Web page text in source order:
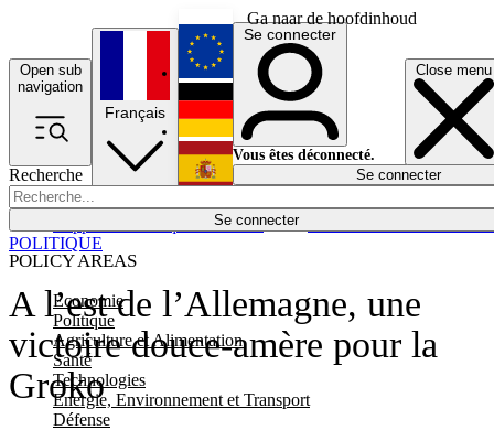
Ga naar de hoofdinhoud
Open sub
navigation
Close menu
Recherche
Se connecter
POLICY AREAS
Economie
Politique
Agriculture et Alimentation
Santé
Technologies
Energie, Environnement et Transport
Défense
Économie
Français
English
Deutsch
Español
Se connecter
Vous êtes déconnecté.
Se connecter
A l’est de l’Allemagne, une
victoire douce-amère pour la
Groko
POLITIQUE